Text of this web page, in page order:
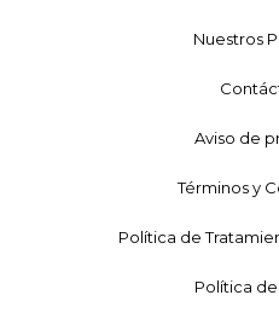
Nuestros
Aviso de
Términos y
Política de
Política